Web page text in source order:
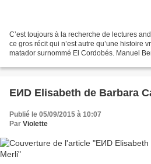
C’est toujours à la recherche de lectures
ce gros récit qui n’est autre qu’une histoire
matador surnommé El Cordobés. Manuel
EИD Elisabeth de Barbara
Publié le 05/09/2015 à 10:07
Par Violette